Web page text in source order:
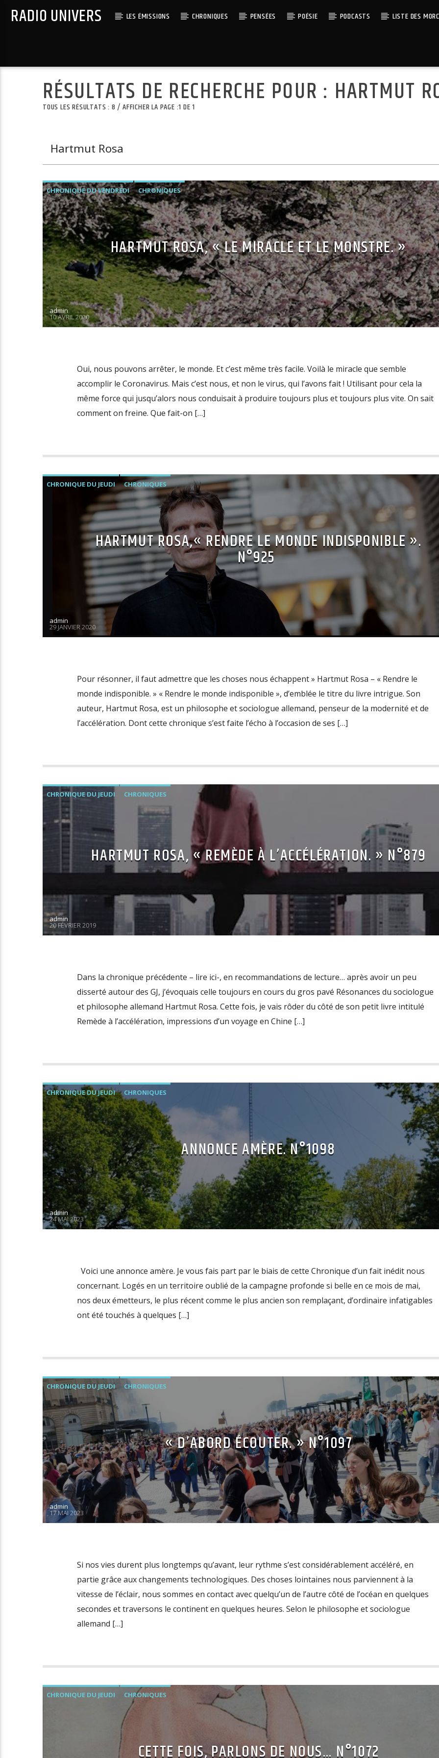
RADIO UNIVERS LES ÉMISSIONS CHRONIQUES PENSÉES POÉSIE PODCASTS LISTE DES
RÉSULTATS DE RECHERCHE POUR : HARTMUT
TOUS LES RÉSULTATS : 8 / AFFICHER LA PAGE :1 DE 1
CHRONIQUE DU VENDREDI CHRONIQUES
HARTMUT ROSA, « LE MIRACLE ET LE MONSTRE. »
admin
10 AVRIL 2020
Oui, nous pouvons arrêter, le monde. Et c’est même très facile. Voilà le miracle que semble
accomplir le Coronavirus. Mais c’est nous, et non le virus, qui l’avons fait ! Utilisant pour cela la
même force qui jusqu’alors nous conduisait à produire toujours plus et toujours plus vite. On sait
comment on freine. Que fait-on […]
CHRONIQUE DU JEUDI CHRONIQUES
HARTMUT ROSA,« RENDRE LE MONDE INDISPONIBLE ».
N°925
admin
29 JANVIER 2020
Pour résonner, il faut admettre que les choses nous échappent » Hartmut Rosa – « Rendre le
monde indisponible. » « Rendre le monde indisponible », d’emblée le titre du livre intrigue. Son
auteur, Hartmut Rosa, est un philosophe et sociologue allemand, penseur de la modernité et de
l’accélération. Dont cette chronique s’est faite l’écho à l’occasion de ses […]
CHRONIQUE DU JEUDI CHRONIQUES
HARTMUT ROSA, « REMÈDE À L’ACCÉLÉRATION. » N°879
admin
20 FÉVRIER 2019
Dans la chronique précédente – lire ici-, en recommandations de lecture… après avoir un peu
disserté autour des GJ, j’évoquais celle toujours en cours du gros pavé Résonances du sociologue
et philosophe allemand Hartmut Rosa. Cette fois, je vais rôder du côté de son petit livre intitulé
Remède à l’accélération, impressions d’un voyage en Chine […]
CHRONIQUE DU JEUDI CHRONIQUES
ANNONCE AMÈRE. N°1098
admin
24 MAI 2023
Voici une annonce amère. Je vous fais part par le biais de cette Chronique d’un fait inédit nous
concernant. Logés en un territoire oublié de la campagne profonde si belle en ce mois de mai,
nos deux émetteurs, le plus récent comme le plus ancien son remplaçant, d’ordinaire infatigables
ont été touchés à quelques […]
CHRONIQUE DU JEUDI CHRONIQUES
« D’ABORD ÉCOUTER. » N°1097
admin
17 MAI 2023
Si nos vies durent plus longtemps qu’avant, leur rythme s’est considérablement accéléré, en
partie grâce aux changements technologiques. Des choses lointaines nous parviennent à la
vitesse de l’éclair, nous sommes en contact avec quelqu’un de l’autre côté de l’océan en quelques
secondes et traversons le continent en quelques heures. Selon le philosophe et sociologue
allemand […]
CHRONIQUE DU JEUDI CHRONIQUES
CETTE FOIS, PARLONS DE NOUS… N°1072